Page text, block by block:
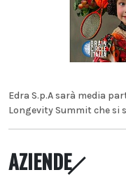
Edra S.p.A sarà media
Longevity Summit che si
AZIENDE